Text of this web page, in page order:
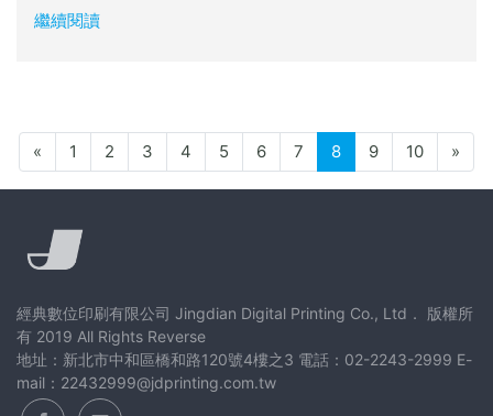
繼續閱讀
« 1 2 3 4 5 6 7 8 9 10 »
經典數位印刷有限公司 Jingdian Digital Printing Co., Ltd． 版權所
有 2019 All Rights Reverse
地址：新北市中和區橋和路120號4樓之3 電話：02-2243-2999 E-
mail：22432999@jdprinting.com.tw